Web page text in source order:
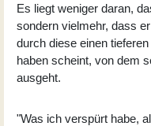
Es liegt weniger daran,
sondern vielmehr, dass
durch diese einen
haben scheint, von dem
ausgeht.
"Was ich verspürt habe,